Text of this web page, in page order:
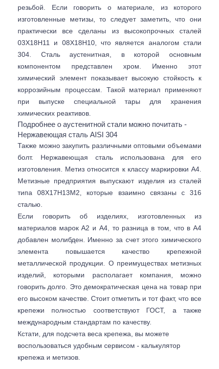
резьбой. Если говорить о материале, из которого
изготовленные метизы, то следует заметить, что они
практически все сделаны из высокопрочных сталей
03Х18Н11 и 08Х18Н10, что является аналогом стали
304. Сталь аустенитная, в которой основным
компонентом представлен хром. Именно этот
химический элемент показывает высокую стойкость к
коррозийным процессам. Такой материал применяют
при выпуске специальной тары для хранения
химических реактивов.
Подробнее о аустенитной стали можно почитать -
Нержавеющая сталь AISI 304
Также можно закупить различными оптовыми объемами
болт. Нержавеющая сталь использована для его
изготовления. Метиз относится к классу маркировки А4.
Метизные предприятия выпускают изделия из сталей
типа 08Х17Н13М2, которые взаимно связаны с 316
сталью.
Если говорить об изделиях, изготовленных из
материалов марок А2 и А4, то разница в том, что в А4
добавлен молибден. Именно за счет этого химического
элемента повышается качество крепежной
металлической продукции. О преимуществах метизных
изделий, которыми располагает компания, можно
говорить долго. Это демократическая цена на товар при
его высоком качестве. Стоит отметить и тот факт, что все
крепежи полностью соответствуют ГОСТ, а также
международным стандартам по качеству.
Кстати, для подсчета веса крепежа, вы можете
воспользоваться удобным сервисом - калькулятор
крепежа и метизов.